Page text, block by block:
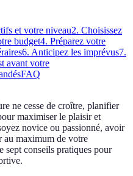
et votre niveau2. Choisissez
budget4. Préparez votre
6. Anticipez les imprévus7.
avant votre
FAQ
ne cesse de croître, planifier
maximiser le plaisir et
novice ou passionné, avoir
au maximum de votre
sept conseils pratiques pour